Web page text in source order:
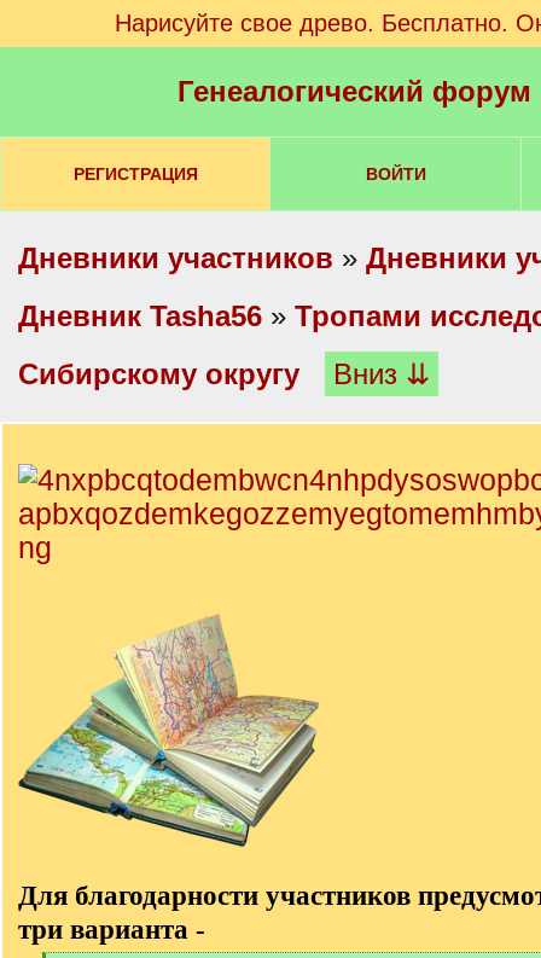
Нарисуйте свое древо. Бесплатно.
Генеалогический
РЕГИСТРАЦИЯ ВОЙТИ
Дневники участников » Дневники
Дневник Tasha56 » Тропами
Сибирскому округу
Вниз ⇊
Для благодарности участников
три варианта -